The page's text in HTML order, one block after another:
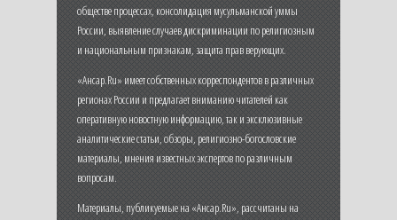
обществе процессах, консолидация мусульманской уммы
России, выявление случаев дискриминации по религиозным
и национальным признакам, защита прав верующих.
«Ансар.Ru» имеет собственных корреспондентов в различных
регионах России и предлагает вниманию читателей как
оперативную новостную информацию, так и эксклюзивные
аналитические статьи, обзоры, религиозно-богословские
материалы, мнения известных экспертов по различным
вопросам.
Материалы, публикуемые на «Ансар.Ru», рассчитаны на